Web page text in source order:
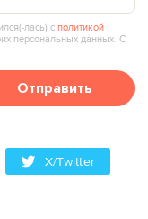
сполитикой
персональных данных. С
Отправить
X/Twitter